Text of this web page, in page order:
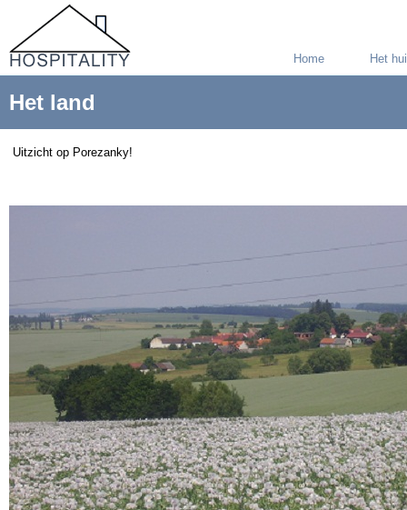
Home Het
Het land
Uitzicht op Porezanky!